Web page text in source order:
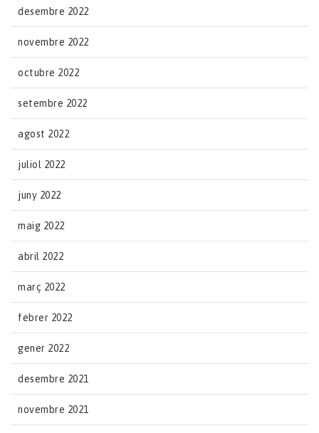
desembre 2022
novembre 2022
octubre 2022
setembre 2022
agost 2022
juliol 2022
juny 2022
maig 2022
abril 2022
març 2022
febrer 2022
gener 2022
desembre 2021
novembre 2021